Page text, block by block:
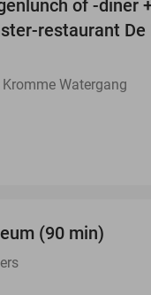
of -diner
restaurant De
Kromme Watergang
(90 min)